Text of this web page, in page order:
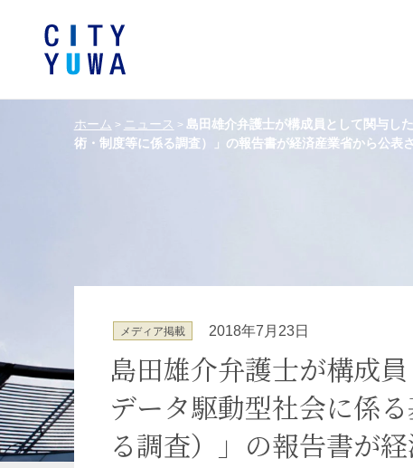
エネルギー・資源
製造業 ファッショ
暗号資産・NFT 建設・
ホーム > ニュース > 島田雄介弁護士が構成員として関与し
術・制度等に係る調査）」の報告書が経済産業省から公表さ
メディア掲載 2018年7月23日
島田雄介弁護士が構成
データ駆動型社会に係
る調査）」の報告書が